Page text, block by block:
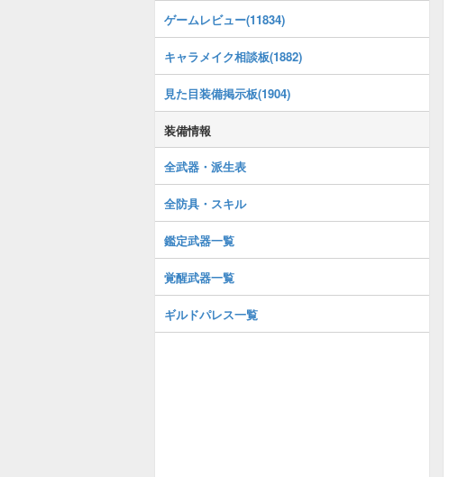
ゲームレビュー(11834)
キャラメイク相談板(1882)
見た目装備掲示板(1904)
装備情報
全武器・派生表
全防具・スキル
鑑定武器一覧
覚醒武器一覧
ギルドパレス一覧